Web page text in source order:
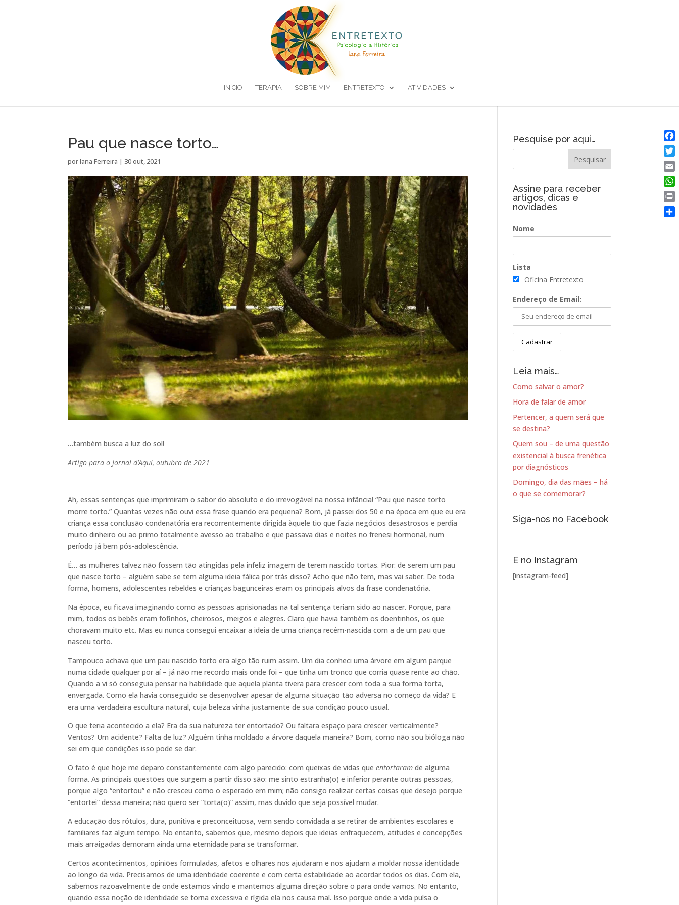
INÍCIO TERAPIA SOBRE MIM ENTRETEXTO ATIVIDADES
Pau que nasce torto…
porIana Ferreira | 30 out, 2021
…também busca a luz do sol!
Artigo para o Jornal d’Aqui, outubro de 2021
Ah, essas sentenças que imprimiram o sabor do absoluto e do irrevogável na nossa infância! “Pau que nasce torto
morre torto.” Quantas vezes não ouvi essa frase quando era pequena? Bom, já passei dos 50 e na época em que eu era
criança essa conclusão condenatória era recorrentemente dirigida àquele tio que fazia negócios desastrosos e perdia
muito dinheiro ou ao primo totalmente avesso ao trabalho e que passava dias e noites no frenesi hormonal, num
período já bem pós-adolescência.
É… as mulheres talvez não fossem tão atingidas pela infeliz imagem de terem nascido tortas. Pior: de serem um pau
que nasce torto – alguém sabe se tem alguma ideia fálica por trás disso? Acho que não tem, mas vai saber. De toda
forma, homens, adolescentes rebeldes e crianças bagunceiras eram os principais alvos da frase condenatória.
Na época, eu ficava imaginando como as pessoas aprisionadas na tal sentença teriam sido ao nascer. Porque, para
mim, todos os bebês eram fofinhos, cheirosos, meigos e alegres. Claro que havia também os doentinhos, os que
choravam muito etc. Mas eu nunca consegui encaixar a ideia de uma criança recém-nascida com a de um pau que
nasceu torto.
Tampouco achava que um pau nascido torto era algo tão ruim assim. Um dia conheci uma árvore em algum parque
numa cidade qualquer por aí – já não me recordo mais onde foi – que tinha um tronco que corria quase rente ao chão.
Quando a vi só conseguia pensar na habilidade que aquela planta tivera para crescer com toda a sua forma torta,
envergada. Como ela havia conseguido se desenvolver apesar de alguma situação tão adversa no começo da vida? E
era uma verdadeira escultura natural, cuja beleza vinha justamente de sua condição pouco usual.
O que teria acontecido a ela? Era da sua natureza ter entortado? Ou faltara espaço para crescer verticalmente?
Ventos? Um acidente? Falta de luz? Alguém tinha moldado a árvore daquela maneira? Bom, como não sou bióloga não
sei em que condições isso pode se dar.
O fato é que hoje me deparo constantemente com algo parecido: com queixas de vidas queentortaram de alguma
forma. As principais questões que surgem a partir disso são: me sinto estranha(o) e inferior perante outras pessoas,
porque algo “entortou” e não cresceu como o esperado em mim; não consigo realizar certas coisas que desejo porque
“entortei” dessa maneira; não quero ser “torta(o)” assim, mas duvido que seja possível mudar.
A educação dos rótulos, dura, punitiva e preconceituosa, vem sendo convidada a se retirar de ambientes escolares e
familiares faz algum tempo. No entanto, sabemos que, mesmo depois que ideias enfraquecem, atitudes e concepções
mais arraigadas demoram ainda uma eternidade para se transformar.
Certos acontecimentos, opiniões formuladas, afetos e olhares nos ajudaram e nos ajudam a moldar nossa identidade
ao longo da vida. Precisamos de uma identidade coerente e com certa estabilidade ao acordar todos os dias. Com ela,
sabemos razoavelmente de onde estamos vindo e mantemos alguma direção sobre o para onde vamos. No entanto,
quando essa noção de identidade se torna excessiva e rígida ela nos causa mal. Isso porque onde a vida pulsa o
Pesquise por aqui…
Assine para receber
artigos, dicas e
novidades
Nome
Lista
Oficina Entretexto
Endereço de Email:
Leia mais…
Como salvar o amor?
Hora de falar de amor
Pertencer, a quem será que
se destina?
Quem sou – de uma questão
existencial à busca frenética
por diagnósticos
Domingo, dia das mães – há
o que se comemorar?
Siga-nos no Facebook
E no Instagram
[instagram-feed]
Print